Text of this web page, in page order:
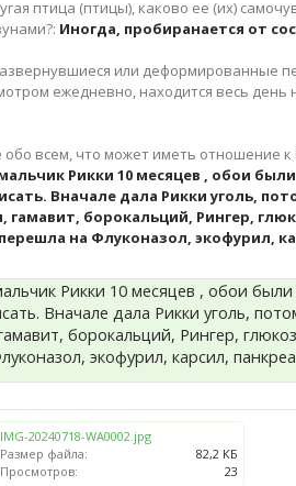
птица (птицы), каково ее (их)
Иногда, пробиранается от
или деформированные
ежедневно, находится весь
всем, что может иметь отношение
Рикки 10 месяцев , обои
Вначале дала Рикки уголь,
гамавит, борокальций, Рингер,
на Флуконазол, экофурил,
Рикки 10 месяцев , обои
Вначале дала Рикки уголь,
борокальций, Рингер,
экофурил, карсил,
IMG-20240718-WA0002.jpg
Размер файла:
82,2 КБ
Просмотров:
23